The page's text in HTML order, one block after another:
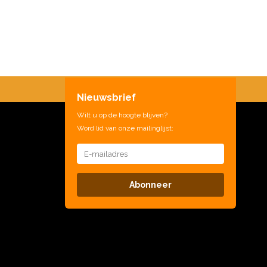
Nieuwsbrief
Wilt u op de hoogte blijven?
Word lid van onze mailinglijst:
Abonneer